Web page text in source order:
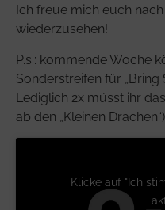
Ich freue mich euch
wiederzusehen!
P.s.: kommende Woche
Sonderstreifen für „Bring
Lediglich 2x müsst ihr
ab den „Kleinen
Klicke auf "Ich